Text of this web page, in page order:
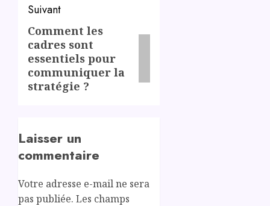
Suivant
Next
post:
Comment les
cadres sont
essentiels pour
communiquer la
stratégie ?
Laisser un
commentaire
Votre adresse e-mail ne sera
pas publiée. Les champs